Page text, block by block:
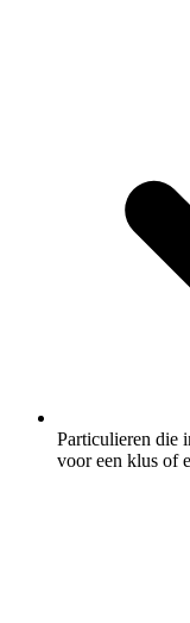
Particulieren die
voor een klus of